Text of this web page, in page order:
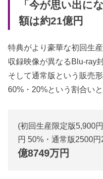
「今が思い出に
額は約21億円
特典がより豪華な初回生
収録映像が異なるBlu-ray
そして通常版という販売
60%・20%という割合い
(初回生産限定版5,900
円 50%・通常版2500
億8749万円